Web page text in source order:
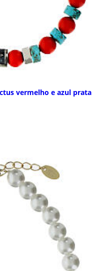
vermelho e azul prata